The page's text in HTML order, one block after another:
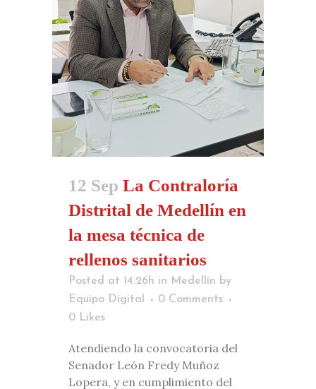
12 Sep La Contraloría
Distrital de Medellín en
la mesa técnica de
rellenos sanitarios
Posted at 14:26h in Medellín by
Equipo Digital
0 Comments
0 Likes
Atendiendo la convocatoria del
Senador León Fredy Muñoz
Lopera, y en cumplimiento del